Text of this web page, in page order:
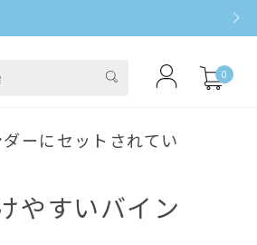
0
ーにセットされてい
やすいバイン